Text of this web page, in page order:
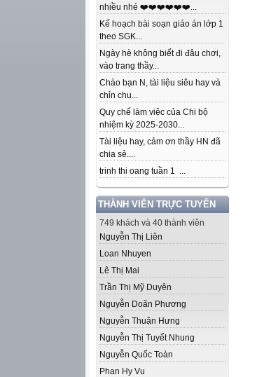
nhiều nhé ❤️❤️❤️❤️❤️❤️...
Kế hoạch bài soạn giáo án lớp 1
theo SGK...
Ngày hè không biết đi đâu chơi,
vào trang thầy...
Chào bạn N, tài liệu siêu hay và
chỉn chu...
Quy chế làm việc của Chi bộ
nhiệm kỳ 2025-2030...
Tài liệu hay, cảm ơn thầy HN đã
chia sẻ....
trinh thi oang tuần 1 ...
THÀNH VIÊN TRỰC TUYẾN
749 khách và 40 thành viên
Nguyễn Thị Liên
Loan Nhuyen
Lê Thị Mai
Trần Thị Mỹ Duyên
Nguyễn Doãn Phương
Nguyễn Thuận Hưng
Nguyễn Thị Tuyết Nhung
Nguyễn Quốc Toàn
Phan Hy Vu